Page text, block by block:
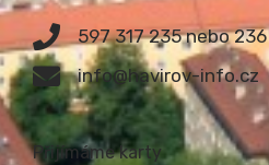
597 317 235 nebo 236
info@havirov-info.cz
Přijímáme karty